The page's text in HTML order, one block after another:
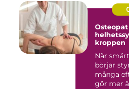
Osteopat
kroppen
När
börjar
många
gör mer